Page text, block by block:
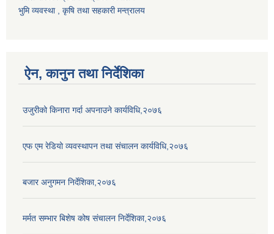
भुमि व्यवस्था , कृषि तथा सहकारी मन्त्रालय
ऐन, कानुन तथा निर्देशिका
उजुरीको किनारा गर्दा अपनाउने कार्यविधि,२०७६
एफ एम रेडियो व्यवस्थापन तथा संचालन कार्यविधि,२०७६
बजार अनुगमन निर्देशिका,२०७६
मर्मत सम्भार बिशेष कोष संचालन निर्देशिका,२०७६